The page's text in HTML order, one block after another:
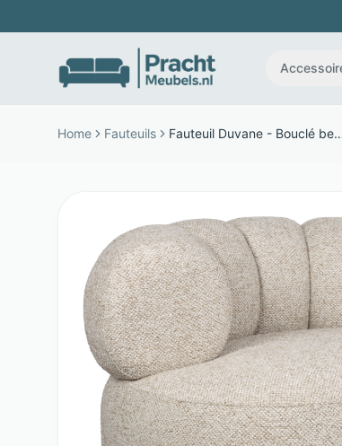
Home Fauteuils Fauteuil Duvane - Bouclé bekleding - Extra